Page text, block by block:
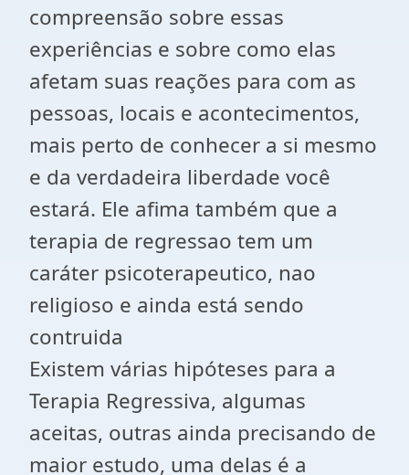
compreensão sobre essas
experiências e sobre como elas
afetam suas reações para com as
pessoas, locais e acontecimentos,
mais perto de conhecer a si mesmo
e da verdadeira liberdade você
estará. Ele afima também que a
terapia de regressao tem um
caráter psicoterapeutico, nao
religioso e ainda está sendo
contruida
Existem várias hipóteses para a
Terapia Regressiva, algumas
aceitas, outras ainda precisando de
maior estudo, uma delas é a